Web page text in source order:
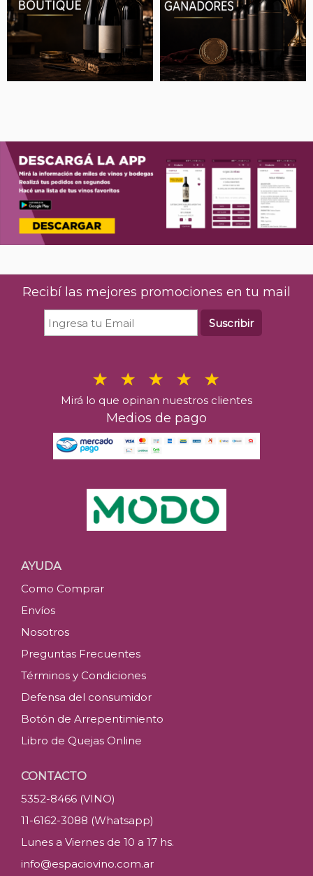
Recibí las mejores promociones en tu mail
Suscribir
Mirá lo que opinan nuestros clientes
Medios de pago
AYUDA
Como Comprar
Envíos
Nosotros
Preguntas Frecuentes
Términos y Condiciones
Defensa del consumidor
Botón de Arrepentimiento
Libro de Quejas Online
CONTACTO
5352-8466 (VINO)
11-6162-3088 (Whatsapp)
Lunes a Viernes de 10 a 17 hs.
info@espaciovino.com.ar